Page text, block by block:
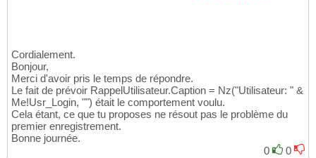
Cordialement.
Bonjour,
Merci d'avoir pris le temps de répondre.
Le fait de prévoir RappelUtilisateur.Caption = Nz("Utilisateur: " &
Me!Usr_Login, "") était le comportement voulu.
Cela étant, ce que tu proposes ne résout pas le problème du
premier enregistrement.
Bonne journée.
0
0